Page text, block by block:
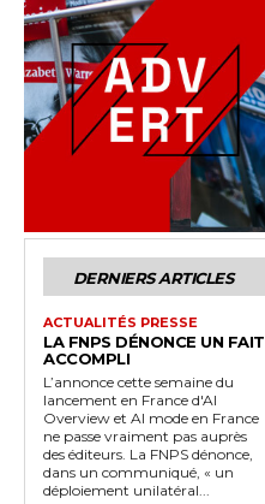
DERNIERS ARTICLES
ACTUALITÉS PRESSE
LA FNPS DÉNONCE UN FAIT
ACCOMPLI
L’annonce cette semaine du
lancement en France d'AI
Overview et AI mode en France
ne passe vraiment pas auprès
des éditeurs. La FNPS dénonce,
dans un communiqué, « un
déploiement unilatéral...